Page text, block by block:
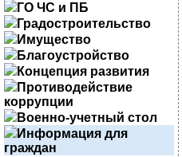
ГО ЧС и ПБ
Градостроительство
Имущество
Благоустройство
Концепция развития
Противодействие
коррупции
Военно-учетный стол
Информация для
граждан